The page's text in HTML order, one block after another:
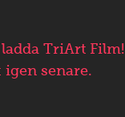
TriArt Film!
igen senare.